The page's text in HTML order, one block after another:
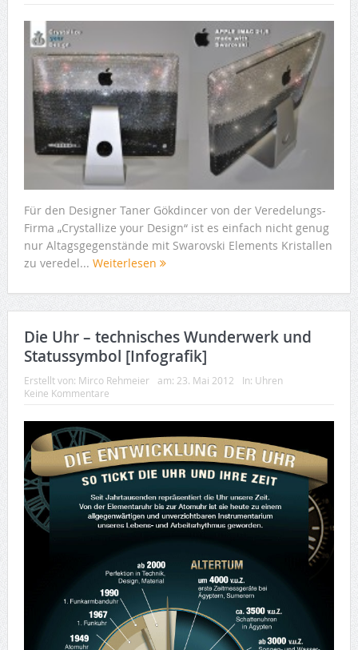
Für den Designer Taner Gökdincer von der Veredelungs-
Firma „Crystallize your Design“ ist es einfach nicht genug
nur Altagsgegenstände mit Swarovski Elements Kristallen
zu veredel... Weiterlesen
Die Uhr – technisches Wunderwerk und
Statussymbol [Infografik]
Erstellt von: Mirco Rehmeier am: 23. Mai 2012 In: Uhren
Keine Kommentare